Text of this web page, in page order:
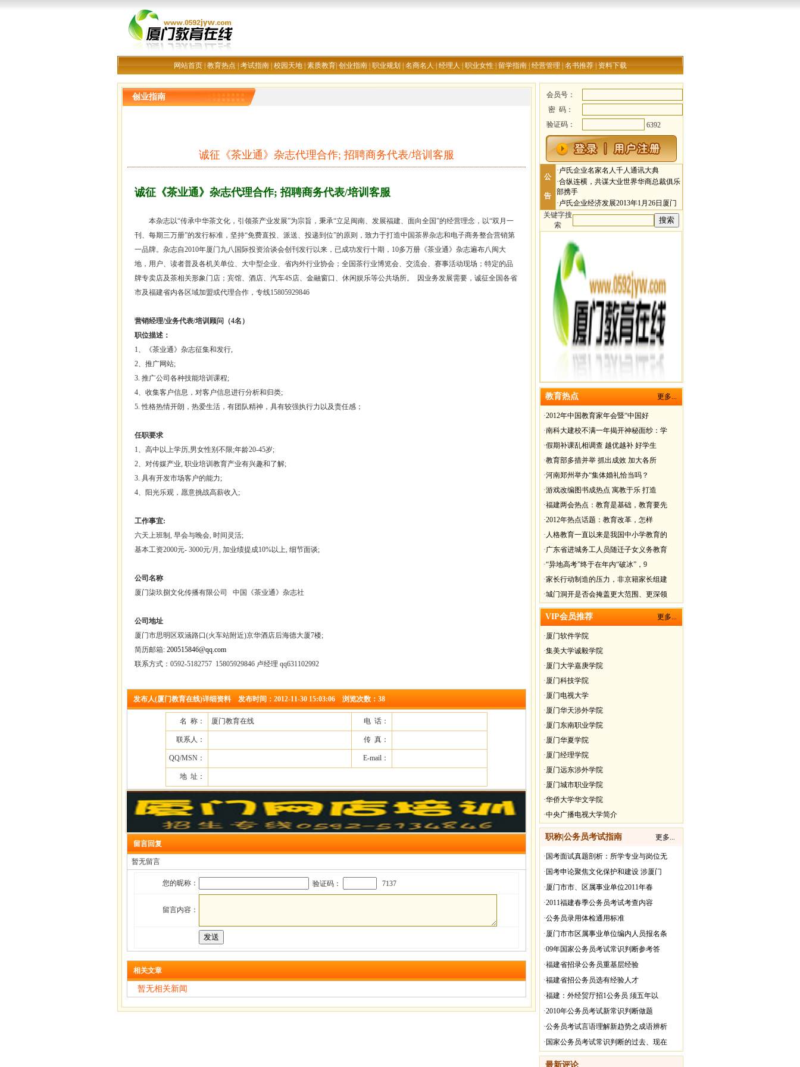
网站首页|教育热点|考试指南|校园天地|素质教育|创业指南|职业规划|名商名人|经理人|职业女性|留学指南|经营管理|名书推荐|资料下载
创业指南
诚征《茶业通》杂志代理合作; 招聘商务代表/培训客服
诚征《茶业通》杂志代理合作; 招聘商务代表/培训客服
本杂志以“传承中华茶文化 ，引领茶产业发展”为宗旨，秉承“立足闽南、发展福建、面向全国”的经营理念，以“双月一
刊、每期三万册”的发行标准，坚持“免费直投、派送、投递到位”的原则，致力于打造中国茶界杂志和电子商务整合营销第
一品牌。杂志自2010年厦门九八 国际投资洽谈会创刊发行以来，已成功发行十期，10多万册《茶业通》杂志遍布八闽大
地，用户、读者普及各机关单位、大中型企业、省内外行业协会；全国茶行业博览会、交流会、赛事活动现场；特定的品
牌专卖店及茶相关形象门店；宾馆、酒店、汽车4S店、金融窗口、休闲娱乐等公共场所。 因业务发展需要，诚征全国各省
市及福建省内各区域加盟或代理合作，专线15805929846
营销经理/业务代表/培训顾问（4名）
职位描述：
1、《茶业通》杂志征集和发行,
2、推广网站;
3. 推广公司各种技能培训课程;
4、收集客户信息，对客户信息进行分析和归类;
5. 性格热情开朗，热爱生活，有团队精神，具有较强执行力以及责任感；
任职要求
1、高中以上学历,男女性别不限;年龄20-45岁;
2、对传媒产业, 职业培训教育产业有兴趣和了解;
3. 具有开发市场客户的能力;
4、阳光乐观，愿意挑战高薪收入;
工作事宜:
六天上班制, 早会与晚会, 时间灵活;
基本工资2000元- 3000元/月, 加业绩提成10%以上, 细节面谈;
公司名称
厦门柒玖捌文化传播有限公司 中国《茶业通》杂志社
公司地址
厦门市思明区双涵路口(火车站附近)京华酒店后海德大厦7楼;
简历邮箱: 200515846@qq.com
联系方式：0592-5182757 15805929846 卢经理 qq631102992
发布人(厦门教育在线)详细资料 发布时间：2012-11-30 15:03:06 浏览次数：38
名 称： 厦门教育在线 电 话：
联系人： 传 真：
QQ/MSN： E-mail：
地 址：
留言回复
暂无留言
您的昵称： 验证码： 7137
留言内容：
相关文章
暂无相关新闻
会员号：
密 码：
验证码：
6392
公
告
·卢氏企业名家名人千人通讯大典
·合纵连横，共谋大业世界华商总裁俱乐
部携手
·卢氏企业经济发展2013年1月26日厦门
关键字搜
索
教育热点 更多...
·2012年中国教育家年会暨“中国好
·南科大建校不满一年揭开神秘面纱：学
·假期补课乱相调查 越优越补 好学生
·教育部多措并举 抓出成效 加大各所
·河南郑州举办“集体婚礼恰当吗？
·游戏改编图书成热点 寓教于乐 打造
·福建两会热点：教育是基础，教育要先
·2012年热点话题：教育改革，怎样
· 人格教育一直以来是我国中小学教育的
·广东省进城务工人员随迁子女义务教育
·“异地高考”终于在年内“破冰”，9
·家长行动制造的压力，非京籍家长组建
·城门洞开是否会掩盖更大范围、更深领
VIP会员推荐 更多...
·厦门软件学院
·集美大学诚毅学院
·厦门大学嘉庚学院
·厦门科技学院
·厦门电视大学
·厦门华天涉外学院
·厦门东南职业学院
·厦门华夏学院
·厦门经理学院
·厦门远东涉外学院
·厦门城市职业学院
·华侨大学华文学院
·中央广播电视大学简介
职称|公务员考试指南 更多...
· 国考面试真题剖析：所学专业与岗位无
· 国考申论聚焦文化保护和建设 涉厦门
·厦门市市、区属事业单位2011年春
·2011福建春季公务员考试考查内容
·公务员录用体检通用标准
·厦门市市区属事业单位编内人员报名条
·09年国家公务员考试常识判断参考答
·福建省招录公务员重基层经验
·福建省招公务员选有经验人才
·福建：外经贸厅招1公务员 须五年以
·2010年公务员考试新常识判断做题
·公务员考试言语理解新趋势之成语辨析
· 国家公务员考试常识判断的过去、现在
最新评论